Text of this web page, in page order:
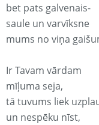
bet pats galvenais-
saule un varvīksne
mums no viņa
Ir Tavam vārdam
mīļuma seja,
tā tuvums liek
un nespēku nīst,